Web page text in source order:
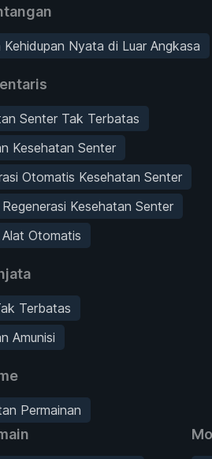
Kehidupan Nyata di Luar Angkasa
Senter Tak Terbatas
Kesehatan Senter
Otomatis Kesehatan Senter
Kesehatan Senter
Otomatis
Terbatas
Amunisi
Permainan